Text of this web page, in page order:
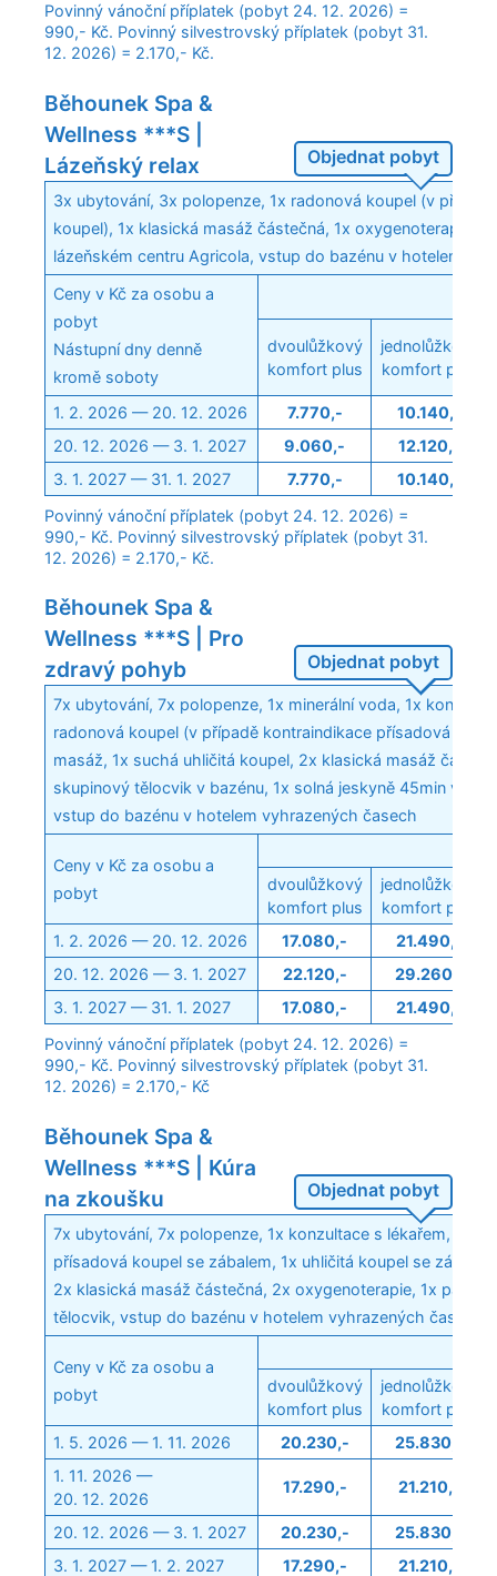
Povinný vánoční příplatek (pobyt 24. 12. 2026) =
990,- Kč. Povinný silvestrovský příplatek (pobyt 31.
12. 2026) = 2.170,- Kč.
Běhounek Spa &
Wellness ***S |
Lázeňský relax
Objednat pobyt
3x ubytování, 3x polopenze, 1x radonová koupel (v
koupel), 1x klasická masáž částečná, 1x oxygenoterapie,
lázeňském centru Agricola, vstup do bazénu v hotelem
Ceny v Kč za osobu a
pobyt
Nástupní dny denně
kromě soboty
dvoulůžkový
komfort plus
jednolůžkový
komfort plus
1. 2. 2026 — 20. 12. 2026 7.770,-
10.140,-
20. 12. 2026 — 3. 1. 2027
9.060,-
12.120,-
3. 1. 2027 — 31. 1. 2027
7.770,-
10.140,-
Povinný vánoční příplatek (pobyt 24. 12. 2026) =
990,- Kč. Povinný silvestrovský příplatek (pobyt 31.
12. 2026) = 2.170,- Kč.
Běhounek Spa &
Wellness ***S | Pro
zdravý pohyb
Objednat pobyt
7x ubytování, 7x polopenze, 1x minerální voda, 1x
radonová koupel (v případě kontraindikace přísadová
masáž, 1x suchá uhličitá koupel, 2x klasická masáž
skupinový tělocvik v bazénu, 1x solná jeskyně 45min v
vstup do bazénu v hotelem vyhrazených časech
Ceny v Kč za osobu a
pobyt
dvoulůžkový
komfort plus
jednolůžkový
komfort plus
1. 2. 2026 — 20. 12. 2026 17.080,-
21.490,-
20. 12. 2026 — 3. 1. 2027
22.120,-
29.260,-
3. 1. 2027 — 31. 1. 2027
17.080,-
21.490,-
Povinný vánoční příplatek (pobyt 24. 12. 2026) =
990,- Kč. Povinný silvestrovský příplatek (pobyt 31.
12. 2026) = 2.170,- Kč
Běhounek Spa &
Wellness ***S | Kúra
na zkoušku
Objednat pobyt
7x ubytování, 7x polopenze, 1x konzultace s lékařem, 3x
přísadová koupel se zábalem, 1x uhličitá koupel se
2x klasická masáž částečná, 2x oxygenoterapie, 1x
tělocvik, vstup do bazénu v hotelem vyhrazených časech
Ceny v Kč za osobu a
pobyt
dvoulůžkový
komfort plus
jednolůžkový
komfort plus
1. 5. 2026 — 1. 11. 2026 20.230,-
25.830,-
1. 11. 2026 —
20. 12. 2026
17.290,- 21.210,-
20. 12. 2026 — 3. 1. 2027 20.230,-
25.830,-
3. 1. 2027 — 1. 2. 2027
17.290,-
21.210,-